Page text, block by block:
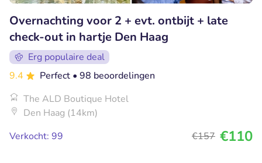
Overnachting voor 2 + evt. ontbijt + late
check-out in hartje Den Haag
Erg populaire deal
9.4
Perfect • 98 beoordelingen
The ALD Boutique Hotel
Den Haag (14km)
Verkocht: 99
€157 €110